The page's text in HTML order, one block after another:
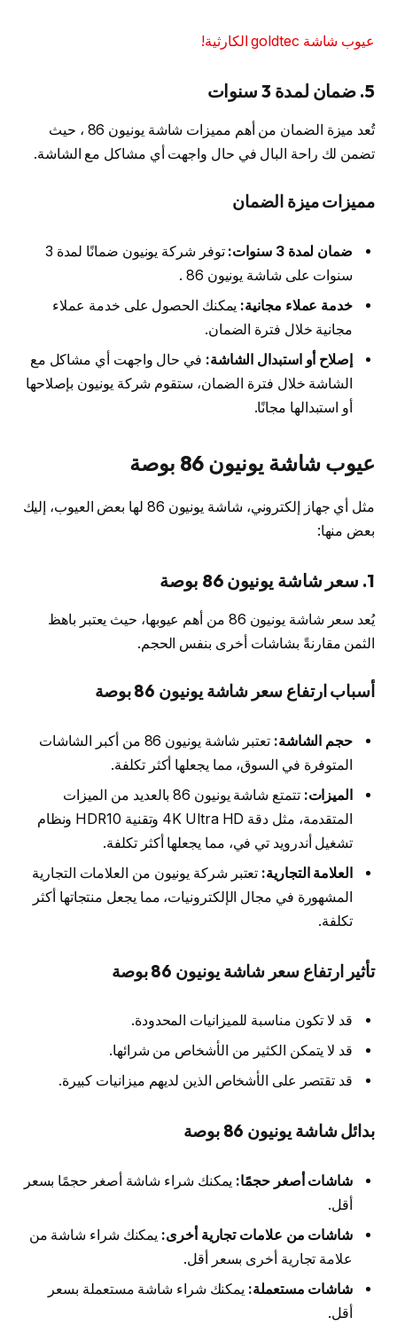
عيوب شاشة goldtec الكارثية!
5. ضمان لمدة 3 سنوات
تُعد ميزة الضمان من أهم مميزات شاشة يونيون 86 ، حيث
تضمن لك راحة البال في حال واجهت أي مشاكل مع الشاشة.
مميزات ميزة الضمان
ضمان لمدة 3 سنوات:
توفر شركة يونيون ضمانًا لمدة 3
سنوات على شاشة يونيون 86 .
خدمة عملاء مجانية: يمكنك الحصول على خدمة عملاء
مجانية خلال فترة الضمان.
إصلاح أو استبدال الشاشة: في حال واجهت أي مشاكل مع
الشاشة خلال فترة الضمان، ستقوم شركة يونيون بإصلاحها
أو استبدالها مجانًا.
عيوب شاشة يونيون 86 بوصة
مثل أي جهاز إلكتروني، شاشة يونيون 86 لها بعض العيوب، إليك
بعض منها:
1. سعر شاشة يونيون 86 بوصة
يُعد سعر شاشة يونيون 86 من أهم عيوبها، حيث يعتبر باهظ
الثمن مقارنةً بشاشات أخرى بنفس الحجم.
أسباب ارتفاع سعر شاشة يونيون 86 بوصة
حجم الشاشة:
تعتبر شاشة يونيون 86 من أكبر الشاشات
المتوفرة في السوق، مما يجعلها أكثر تكلفة.
الميزات:
تتمتع شاشة يونيون 86 بالعديد من الميزات
المتقدمة، مثل دقة 4K Ultra HD وتقنية HDR10 ونظام
تشغيل أندرويد تي في، مما يجعلها أكثر تكلفة.
العلامة التجارية: تعتبر شركة يونيون من العلامات التجارية
المشهورة في مجال الإلكترونيات، مما يجعل منتجاتها أكثر
تكلفة.
تأثير ارتفاع سعر شاشة يونيون 86 بوصة
قد لا تكون مناسبة للميزانيات المحدودة.
قد لا يتمكن الكثير من الأشخاص من شرائها.
قد تقتصر على الأشخاص الذين لديهم ميزانيات كبيرة.
بدائل شاشة يونيون 86 بوصة
شاشات أصغر حجمًا: يمكنك شراء شاشة أصغر حجمًا بسعر
أقل.
شاشات من علامات تجارية أخرى: يمكنك شراء شاشة من
علامة تجارية أخرى بسعر أقل.
شاشات مستعملة: يمكنك شراء شاشة مستعملة بسعر
أقل.